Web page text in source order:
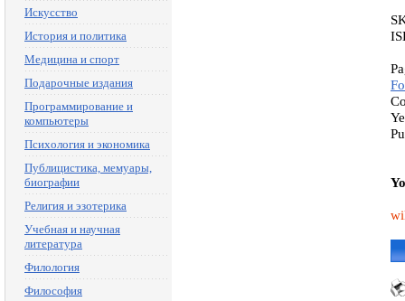
Искусство
История и политика
Медицина и спорт
Подарочные издания
Программирование и
компьютеры
Психология и экономика
Публицистика, мемуары,
биографии
Религия и эзотерика
Учебная и научная
литература
Филология
Философия